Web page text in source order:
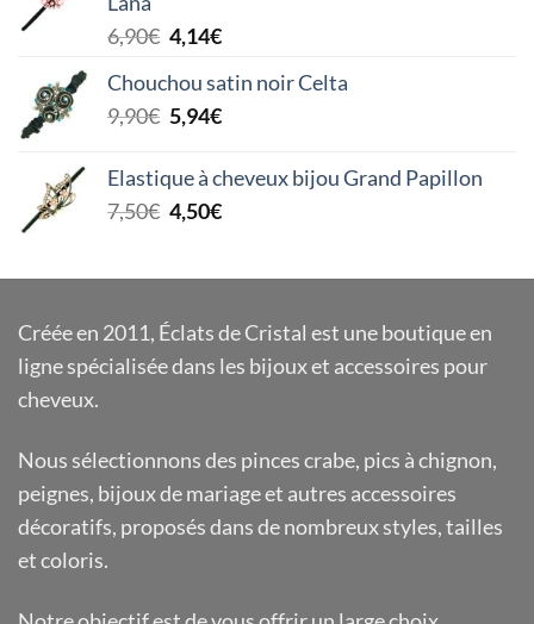
9,90€.5,94€.
6,90€ Le
initial
était :
4,14€Le
actuel
est :
Chouchou satin noir Celta
9,90€ Le
initial
était :
9,90€.
5,94€Le
actuel
est :
5,94€.
Elastique à cheveux bijou Grand Papillon
7,50€ Le
7,50€.
4,50€Le
4,50€.
Créée en 2011, Éclats de Cristal est une boutique en
ligne spécialisée dans les bijoux et accessoires pour
cheveux.
Nous sélectionnons des pinces crabe, pics à chignon,
peignes, bijoux de mariage et autres accessoires
décoratifs, proposés dans de nombreux styles, tailles
et coloris.